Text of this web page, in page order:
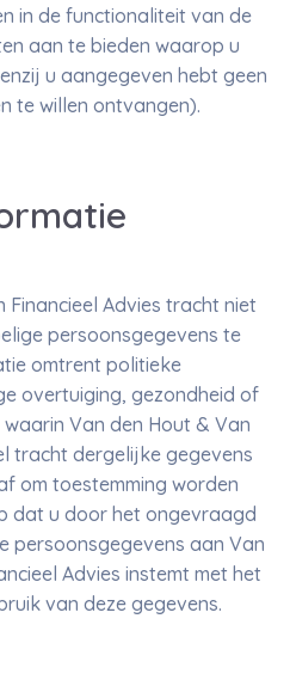
in de functionaliteit van de
aan te bieden waarop u
u aangegeven hebt geen
te willen ontvangen).
Advies tracht niet
persoonsgegevens te
omtrent politieke
overtuiging, gezondheid of
Van den Hout & Van
tracht dergelijke gegevens
om toestemming worden
dat u door het ongevraagd
persoonsgegevens aan Van
Advies instemt met het
van deze gegevens.